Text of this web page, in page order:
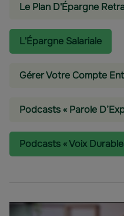
Le Plan D'Épargne
L'épargne Salariale
Gérer Votre Compte
Podcasts « Parole
Podcasts « Voix